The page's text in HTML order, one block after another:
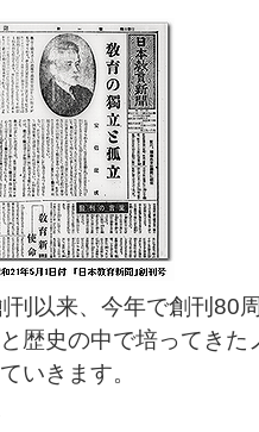
以来、今年で創刊80
歴史の中で培ってきた
いきます。